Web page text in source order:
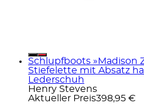
Schlupfboots »Madison
Stiefelette mit Absatz
Lederschuh
Henry Stevens
Aktueller Preis398,95 €